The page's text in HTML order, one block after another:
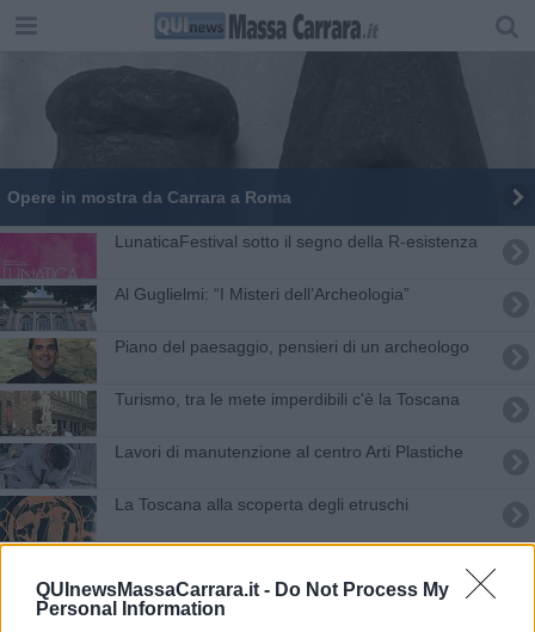
QUInewsMassaCarrara.it - Do Not Process My
Personal Information
Opere in mostra da Carrara a Roma
LunaticaFestival sotto il segno della R-esistenza
Al Guglielmi: “I Misteri dell’Archeologia”
Piano del paesaggio, pensieri di un archeologo
Turismo, tra le mete imperdibili c'è la Toscana
Lavori di manutenzione al centro Arti Plastiche
La Toscana alla scoperta degli etruschi
Farfalle in cammino, il turismo è responsabile